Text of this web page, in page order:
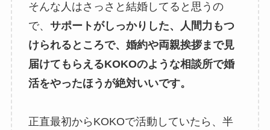
そんな人はさっさと結婚してると思うの
で、 サポートがしっかりした、人間力もつ
けられるところで、婚約や両親挨拶まで見
届けてもらえるKOKOのような相談所で婚
活をやったほうが絶対いいです。
正直最初からKOKOで活動していたら、半